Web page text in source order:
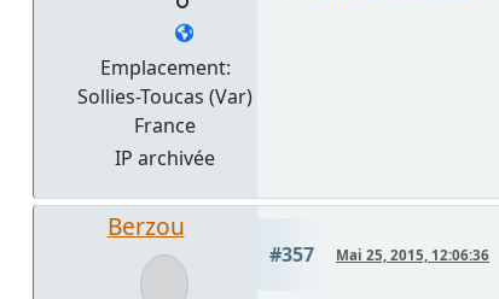
Emplacement:
Sollies-Toucas (Var)
France
IP archivée
Berzou
#357 Mai 25, 2015, 12:06:36